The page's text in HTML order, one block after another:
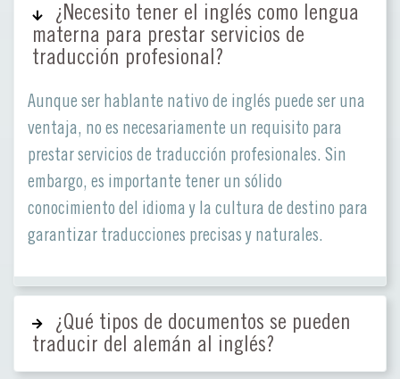
¿Necesito tener el inglés como lengua
materna para prestar servicios de
traducción profesional?
Aunque ser hablante nativo de inglés puede ser una
ventaja, no es necesariamente un requisito para
prestar servicios de traducción profesionales. Sin
embargo, es importante tener un sólido
conocimiento del idioma y la cultura de destino para
garantizar traducciones precisas y naturales.
¿Qué tipos de documentos se pueden
traducir del alemán al inglés?